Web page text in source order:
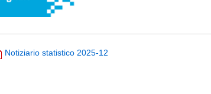
Notiziario statistico 2025-12